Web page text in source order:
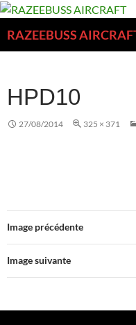
Aller
contenu
RAZEEBUSS
HPD10
27/08/2014 325 × 371
Image précédente
Image suivante